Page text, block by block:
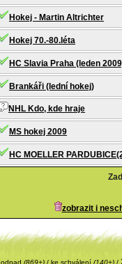
Hokej - Martin Altrichter
Hokej 70.-80.léta
HC Slavia Praha (leden
Brankáři (lední hokej)
NHL Kdo, kde hraje
MS hokej 2009
HC MOELLER
zobrazit i
odpad (869+) / ke schválení (140+) /